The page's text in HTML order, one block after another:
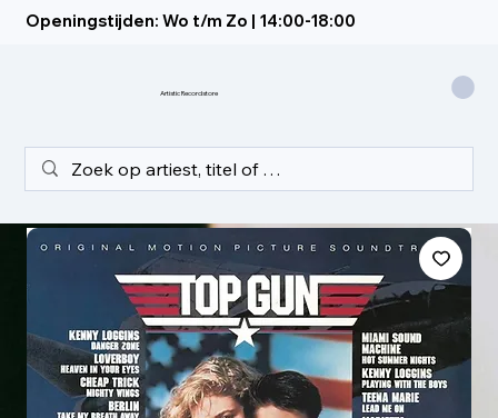
Openingstijden: Wo t/m Zo | 14:00-18:00
Artistic Recordstore